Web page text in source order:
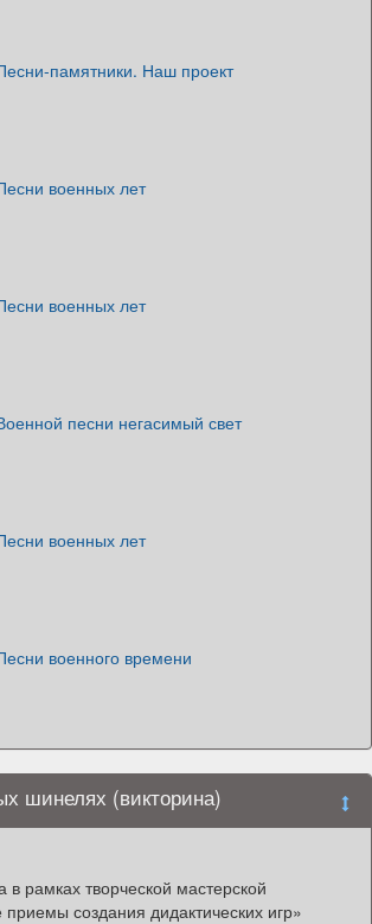
памятники. Наш проект
военных лет
военных лет
песни негасимый свет
военных лет
военного времени
шинелях (викторина)
рамках творческой мастерской
приемы создания дидактических игр»